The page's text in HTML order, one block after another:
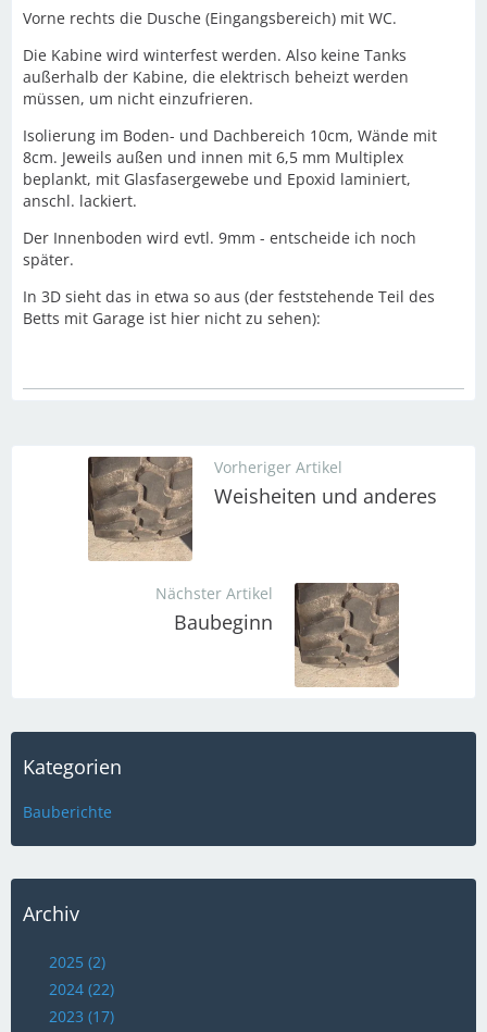
Vorne rechts die Dusche (Eingangsbereich) mit WC.
Die Kabine wird winterfest werden. Also keine Tanks
außerhalb der Kabine, die elektrisch beheizt werden
müssen, um nicht einzufrieren.
Isolierung im Boden- und Dachbereich 10cm, Wände mit
8cm. Jeweils außen und innen mit 6,5 mm Multiplex
beplankt, mit Glasfasergewebe und Epoxid laminiert,
anschl. lackiert.
Der Innenboden wird evtl. 9mm - entscheide ich noch
später.
In 3D sieht das in etwa so aus (der feststehende Teil des
Betts mit Garage ist hier nicht zu sehen):
Vorheriger Artikel
Weisheiten und anderes
Nächster Artikel
Baubeginn
Kategorien
Bauberichte
Archiv
2025 (2)
2024 (22)
2023 (17)